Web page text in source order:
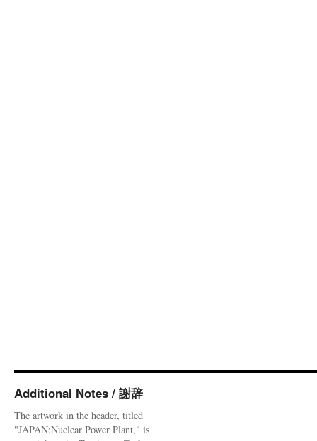
Additional Notes / 謝辞
The artwork in the header, titled
"JAPAN:Nuclear Power Plant," is